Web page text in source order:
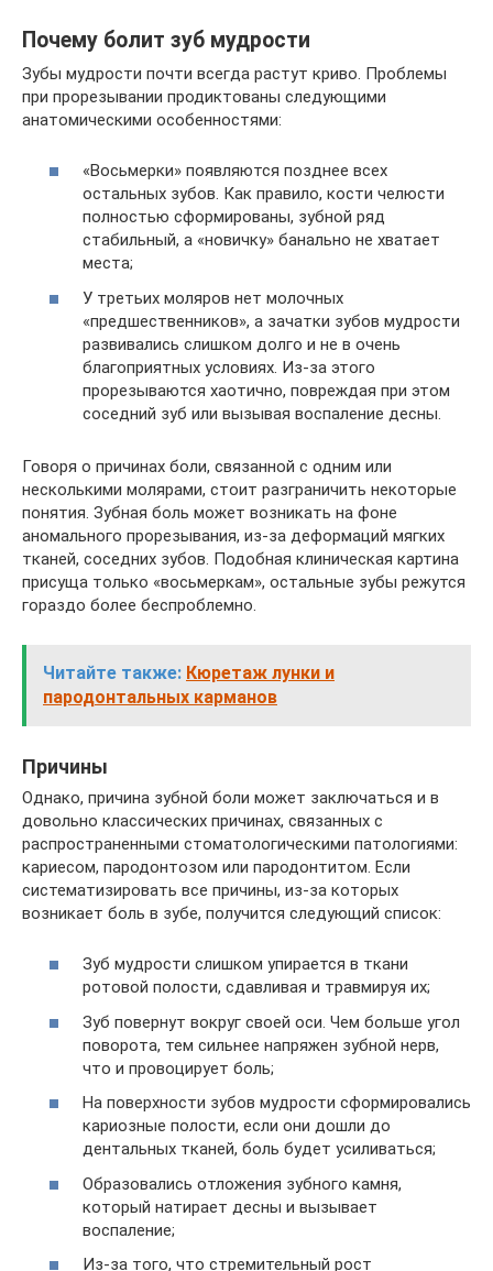
Почему болит зуб мудрости
Зубы мудрости почти всегда растут криво. Проблемы
при прорезывании продиктованы следующими
анатомическими особенностями:
«Восьмерки» появляются позднее всех
остальных зубов. Как правило, кости челюсти
полностью сформированы, зубной ряд
стабильный, а «новичку» банально не хватает
места;
У третьих моляров нет молочных
«предшественников», а зачатки зубов мудрости
развивались слишком долго и не в очень
благоприятных условиях. Из-за этого
прорезываются хаотично, повреждая при этом
соседний зуб или вызывая воспаление десны.
Говоря о причинах боли, связанной с одним или
несколькими молярами, стоит разграничить некоторые
понятия. Зубная боль может возникать на фоне
аномального прорезывания, из-за деформаций мягких
тканей, соседних зубов. Подобная клиническая картина
присуща только «восьмеркам», остальные зубы режутся
гораздо более беспроблемно.
Читайте также: Кюретаж лунки и
пародонтальных карманов
Причины
Однако, причина зубной боли может заключаться и в
довольно классических причинах, связанных с
распространенными стоматологическими патологиями:
кариесом, пародонтозом или пародонтитом. Если
систематизировать все причины, из-за которых
возникает боль в зубе, получится следующий список:
Зуб мудрости слишком упирается в ткани
ротовой полости, сдавливая и травмируя их;
Зуб повернут вокруг своей оси. Чем больше угол
поворота, тем сильнее напряжен зубной нерв,
что и провоцирует боль;
На поверхности зубов мудрости сформировались
кариозные полости, если они дошли до
дентальных тканей, боль будет усиливаться;
Образовались отложения зубного камня,
который натирает десны и вызывает
воспаление;
Из-за того, что стремительный рост